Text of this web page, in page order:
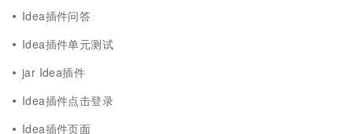
Idea插件问答
Idea插件单元测试
jar Idea插件
Idea插件点击登录
Idea插件页面